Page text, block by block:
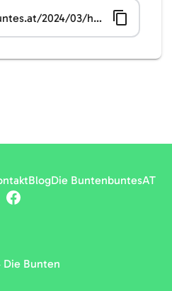
BlogDie BuntenbuntesAT
Die Bunten